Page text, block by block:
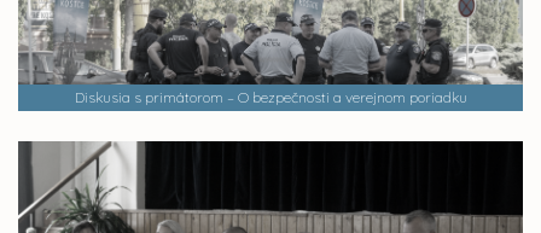
Diskusia s primátorom – O bezpečnosti a verejnom poriadku